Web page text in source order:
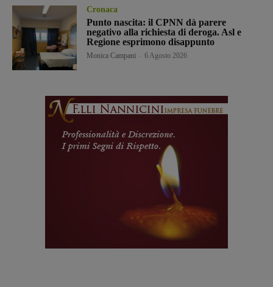
Cronaca
Punto nascita: il CPNN dà parere
negativo alla richiesta di deroga. Asl e
Regione esprimono disappunto
Monica Campani 6 Agosto 2026